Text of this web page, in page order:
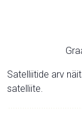
Satelliitide arv
satelliite.